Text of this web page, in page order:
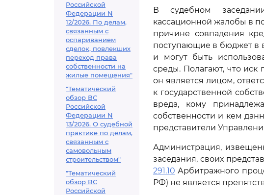
Российской
Федерации N
12/2026. По делам,
связанным с
оспариванием
сделок, повлекших
переход права
собственности на
жилые помещения"
"Тематический
обзор ВС
Российской
Федерации N
13/2026. О судебной
практике по делам,
связанным с
самовольным
строительством"
"Тематический
обзор ВС
Российской
В судебном
кассационной жалобы в
причине совпадения
поступающие в бюджет в
и могут быть
среды. Полагают, что иск
он является лицом,
к государственной
вреда, кому
собственности и кем
представители
Администрация,
заседания, своих
291.10 Арбитражного
РФ) не является